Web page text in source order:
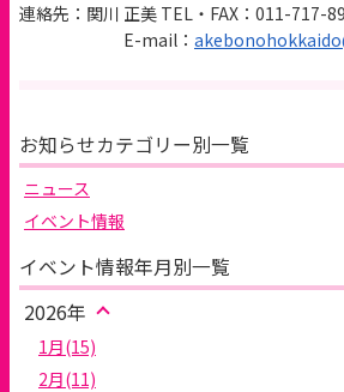
連絡先：関川 正美 TEL・FAX：011-717-
E-mail：
お知らせカテゴリー別一覧
ニュース
イベント情報
イベント情報年月別一覧
2026年
1月(15)
2月(11)